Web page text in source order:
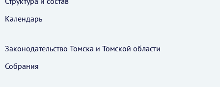
Календарь
Законодательство Томска и Томской области
Собрания